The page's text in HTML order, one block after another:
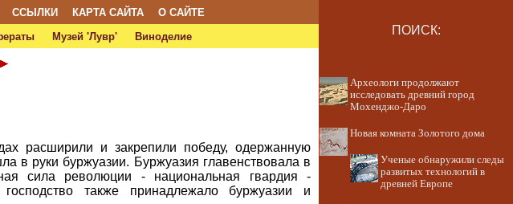
ССЫЛКИ КАРТА САЙТА
О САЙТЕ
Музей 'Лувр' Виноделие ПОИСК:
расширили и закрепили победу, одержанную
в руки буржуазии. Буржуазия главенствовала в
сила революции - национальная гвардия -
также принадлежало буржуазии и
Археологи продолжают
исследовать древний город
Мохенджо-Даро
Новая комната Золотого дома
Ученые обнаружили следы
развитых технологий в
древней Европе